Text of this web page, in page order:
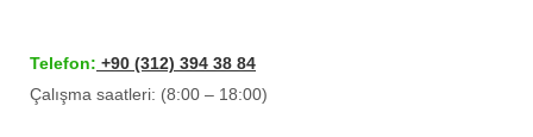
Telefon: +90 (312) 394 38 84
Çalışma saatleri: (8:00 – 18:00)